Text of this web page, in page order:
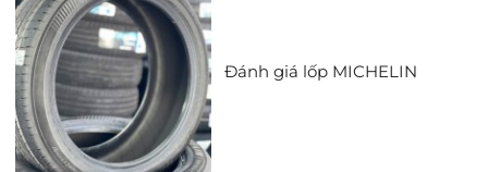
Đánh giá lốp MICHELIN